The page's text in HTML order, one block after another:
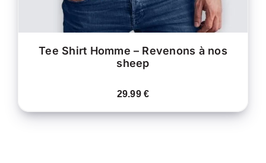
LA
PAGE
DU
Tee Shirt Homme – Revenons à nos
sheep
29.99€